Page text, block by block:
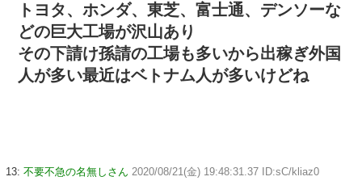
トヨタ、ホンダ、東芝、富士通、デンソーな
どの巨大工場が沢山あり
その下請け孫請の工場も多いから出稼ぎ外国
人が多い最近はベトナム人が多いけどね
13: 不要不急の名無しさん 2020/08/21(金) 19:48:31.37 ID:sC/kliaz0